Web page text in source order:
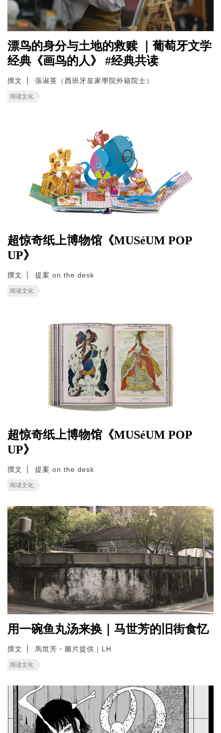
漂鸟的身分与土地的救赎 ｜葡萄牙文学
经典《画鸟的人》 #经典共读
撰文 張淑英（西班牙皇家學院外籍院士）
阅读文化
超惊奇纸上博物馆《MUSéUM POP
UP》
撰文 提案 on the desk
阅读文化
超惊奇纸上博物馆《MUSéUM POP
UP》
撰文 提案 on the desk
阅读文化
用一碗鱼丸汤来换｜马世芳的旧街食忆
撰文 馬世芳・圖片提供｜LH
阅读文化